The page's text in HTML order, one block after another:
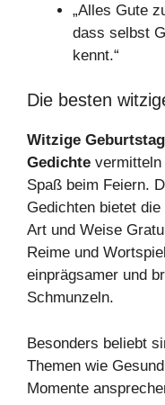
„Alles Gute
dass selbst
kennt.“
Die besten
Witzige
Gedichte vermitteln
Spaß beim Feiern.
Gedichten bietet
Art und Weise
Reime und
einprägsamer und
Schmunzeln.
Besonders beliebt
Themen wie
Momente